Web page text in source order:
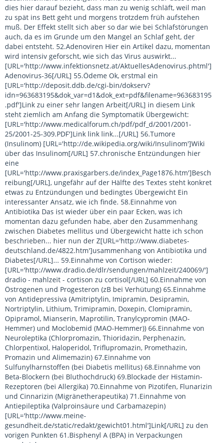
dies hier darauf bezieht, dass man zu wenig schläft, weil man
zu spät ins Bett geht und morgens trotzdem früh aufstehen
muß. Der Effekt stellt sich aber so dar wie bei Schlafstörungen
auch, da es im Grunde um den Mangel an Schlaf geht, der
dabei entsteht. 52.Adenoviren Hier ein Artikel dazu, momentan
wird intensiv geforscht, wie sich das Virus auswirkt...
[URL='http://www.infektionsnetz.at/AktuellesAdenovirus.phtml']
Adenovirus-36[/URL] 55.Ödeme Ok, erstmal ein
[URL='http://deposit.ddb.de/cgi-bin/dokserv?
idn=963683195&dok_var=d1&dok_ext=pdf&filename=963683195
.pdf']Link zu einer sehr langen Arbeit[/URL] in diesem Link
steht ziemlich am Anfang die Symptomatik Übergewicht:
[URL='http://www.medicalforum.ch/pdf/pdf_d/2001/2001-
25/2001-25-309.PDF']Link link link...[/URL] 56.Tumore
(Insulinom) [URL='http://de.wikipedia.org/wiki/Insulinom']Wiki
über das Insulinom[/URL] 57.chronische Entzündungen hier
eine
[URL='http://www.praxisgarbers.de/index_Page1876.htm']Besch
reibung[/URL], ungefähr auf der Hälfte des Textes steht konkret
etwas zu Entzündungen und bedingtes Übergewicht Ein
interessanter Ansatz, wie ich finde. 58.Einnahme von
Antibiotika Das ist wieder über ein paar Ecken, was ich
momentan dazu gefunden habe, aber den Zusammenhang
zwischen Diabetes mellitus und Übergewicht hatte ich schon
beschrieben... hier nun der Z[URL='http://www.diabetes-
deutschland.de/4822.htm']usammenhang von Antibiotika und
Diabetes[/URL]... 59.Einnahme von Cortison wieder:
[URL='http://www.dradio.de/dlr/sendungen/mahlzeit/240069/']
dradio - mahlzeit - cortison zu cortisol[/URL] 60.Einnahme von
Östrogenen und Progesteron (zB bei Verhütung) 65.Einnahme
von Antidepressiva (Amitriptylin, Imipramin, Desipramin,
Nortriptylin, Lithium, Trimipramin, Doxepin, Clomipramin,
Opipramol, Mianserin, Maprotilin, Tranylcypromin (MAO-
Hemmer) und Moclobemid (MAO-Hemmer)) 66.Einnahme von
Neuroleptika (Chlorpromazin, Thioridazin, Perphenazin,
Chlorpentixol, Haloperidol, Triflupromazin, Promethazin,
Promazin und Alimemazin) 67.Einnahme von
Sulfunylharnstoffen (bei Diabetis mellitus) 68.Einnahme von
Beta-Blockern (bei Bluthochdruck) 69.Blockade der Histamin-
Rezeptoren (bei Allergika) 70.Einnahme von Pizotifen, Flunarizin
und Cinnarizin (Migränetherapeutika) 71.Einnahme von
Antiepileptika (Valproinsäure und Carbamazepin)
[URL='http://www.meine-
gesundheit.de/static/redakt/gewicht01.html']Link[/URL] zu den
vorigen Punkten 61.Bisphenyl A (BPA) in Verpackungen